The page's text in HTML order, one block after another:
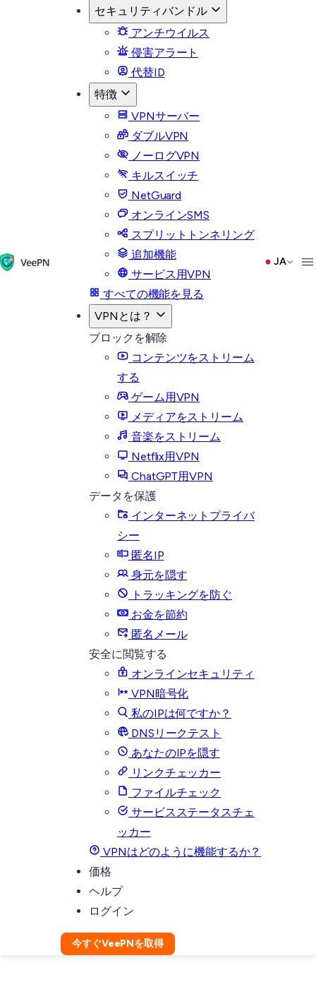
セキュリティバンドル
アンチウイルス
侵害アラート
代替ID
特徴
VPNサーバー
ダブルVPN
ノーログVPN
キルスイッチ
NetGuard
オンラインSMS
スプリットトンネリング
追加機能
サービス用VPN
すべての機能を見る
VPNとは？
ブロックを解除
コンテンツをストリーム
する
ゲーム用VPN
メディアをストリーム
音楽をストリーム
Netflix用VPN
ChatGPT用VPN
データを保護
インターネットプライバ
シー
匿名IP
身元を隠す
トラッキングを防ぐ
お金を節約
匿名メール
安全に閲覧する
オンラインセキュリティ
VPN暗号化
私のIPは何ですか？
DNSリークテスト
あなたのIPを隠す
リンクチェッカー
ファイルチェック
サービスステータスチェ
ッカー
VPNはどのように機能するか？
価格
ヘルプ
ログイン
今すぐVeePNを取得
JA